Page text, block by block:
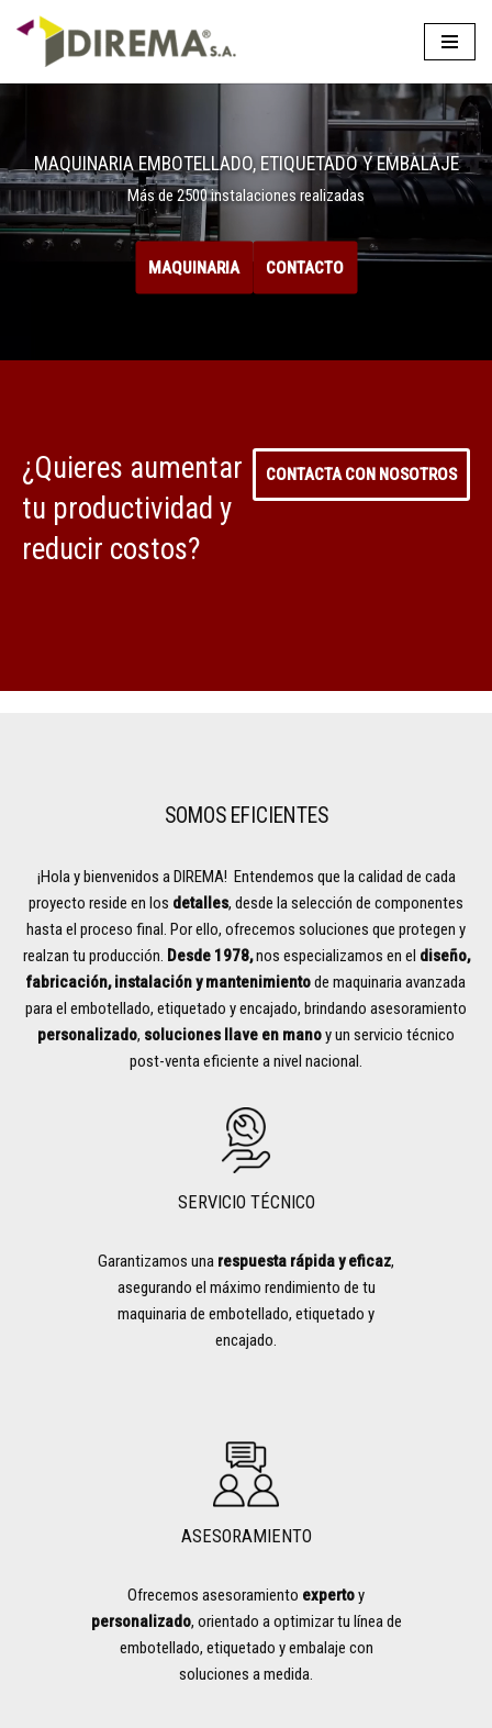
Saltar
al
MAQUINARIA EMBOTELLADO, ETIQUETADO Y EMBALAJE
Más de 2500 instalaciones realizadas
MAQUINARIA CONTACTO
¿Quieres aumentar
tu productividad y
reducir costos?
CONTACTA CON NOSOTROS
SOMOS EFICIENTES
¡Hola y bienvenidos a DIREMA! Entendemos que la calidad de cada
proyecto reside en los detalles, desde la selección de componentes
hasta el proceso final. Por ello, ofrecemos soluciones que protegen y
realzan tu producción. Desde 1978,nos especializamos en el diseño,
fabricación, instalación y mantenimientode maquinaria avanzada
para el embotellado, etiquetado y encajado, brindando asesoramiento
personalizado, soluciones llave en manoy un servicio técnico
post-venta eficiente a nivel nacional.
SERVICIO TÉCNICO
Garantizamos una respuesta rápida y eficaz,
asegurando el máximo rendimiento de tu
maquinaria de embotellado, etiquetado y
encajado.
ASESORAMIENTO
Ofrecemos asesoramiento expertoy
personalizado, orientado a optimizar tu línea de
embotellado, etiquetado y embalaje con
soluciones a medida.